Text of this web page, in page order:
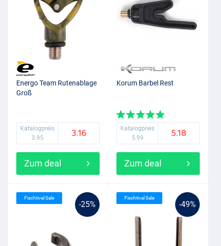
Energo Team Rutenablage
Groß
Katalogpreis
3.95
3.16
Zum deal
Korum Barbel Rest
Katalogpreis
5.99
5.18
Zum deal
-25%
Fischtival Sale
-49%
Fischtival Sale